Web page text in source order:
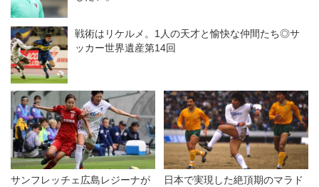
戦術はリケルメ。1人の天才と愉快な仲間たち◎サ
ッカー世界遺産第14回
サンフレッチェ広島レジーナが
日本で実現した絶頂期のマラド